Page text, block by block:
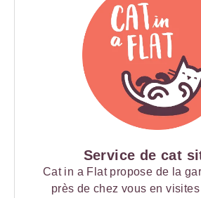
Service de cat
Cat in a Flat propose de la
près de chez vous en